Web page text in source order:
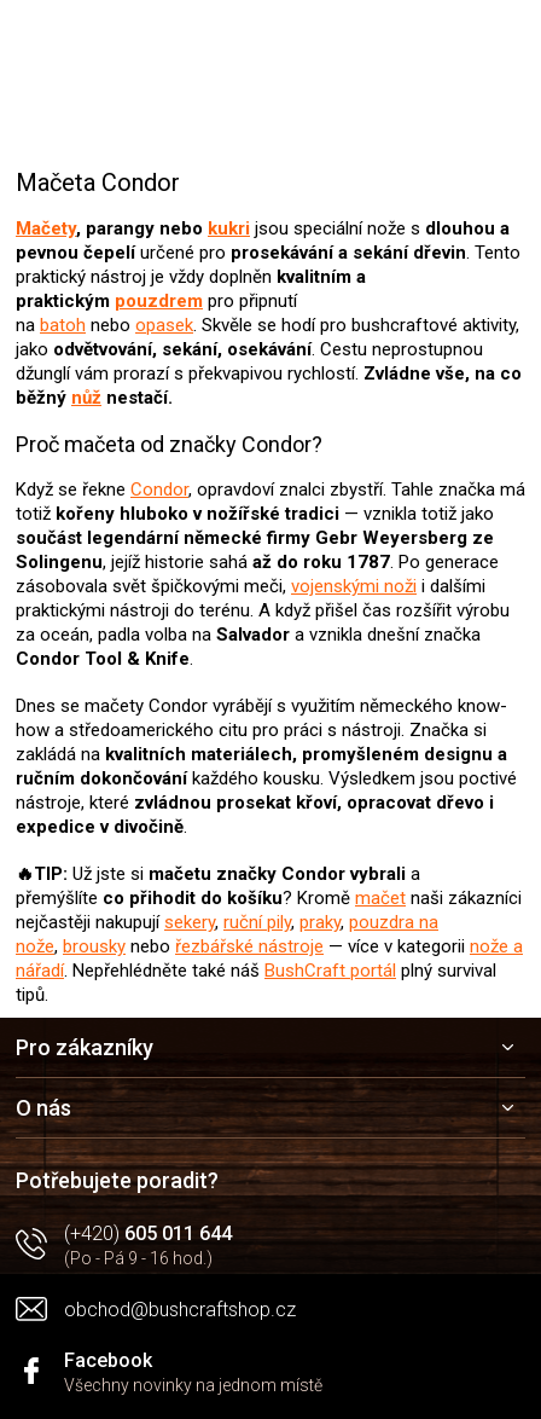
Mačeta Condor
Mačety, parangy nebo kukri jsou speciální nože s dlouhou a
pevnou čepelíurčené pro prosekávání a sekání dřevin . Tento
praktický nástroj je vždy doplněn kvalitním a
praktickým pouzdrem pro připnutí
na batoh nebo opasek Skvěle se hodí pro bushcraftové aktivity,
jako odvětvování, sekání, osekávání. Cestu neprostupnou
džunglí vám prorazí s překvapivou rychlostí. Zvládne vše, na co
běžný nůž nestačí.
Proč mačeta od značky Condor?
Když se řekne Condor, opravdoví znalci zbystří. Tahle značka má
totiž kořeny hluboko v nožířské tradici — vznikla totiž jako
součást legendární německé firmy Gebr Weyersberg ze
Solingenu, jejíž historie sahá až do roku 1787 . Po generace
zásobovala svět špičkovými meči, vojenskými noži i dalšími
praktickými nástroji do terénu. A když přišel čas rozšířit výrobu
za oceán, padla volba na Salvador a vznikla dnešní značka
Condor Tool & Knife
Dnes se mačety Condor vyrábějí s využitím německého know-
how a středoamerického citu pro práci s nástroji. Značka si
zakládá na kvalitních materiálech, promyšleném designu a
ručním dokončováníkaždého kousku. Výsledkem jsou poctivé
nástroje, které zvládnou prosekat křoví, opracovat dřevo i
expedice v divočině
🔥TIP: Už jste si mačetu značky Condorvybrali a
přemýšlíte co přihodit do košíku? Kromě mačet naši zákazníci
nejčastěji nakupujísekery, ruční pily, praky, pouzdra na
nože, brousky nebo řezbářské nástroje — více v kategorii nože a
nářadí. Nepřehlédněte také náš BushCraft portál plný survival
tipů.
a
t
í
Pro zákazníky
O nás
Potřebujete poradit?
(+420)605 011 644
(Po - Pá 9 - 16 hod.)
obchod@bushcraftshop.cz
Facebook
Všechny novinky na jednom místě